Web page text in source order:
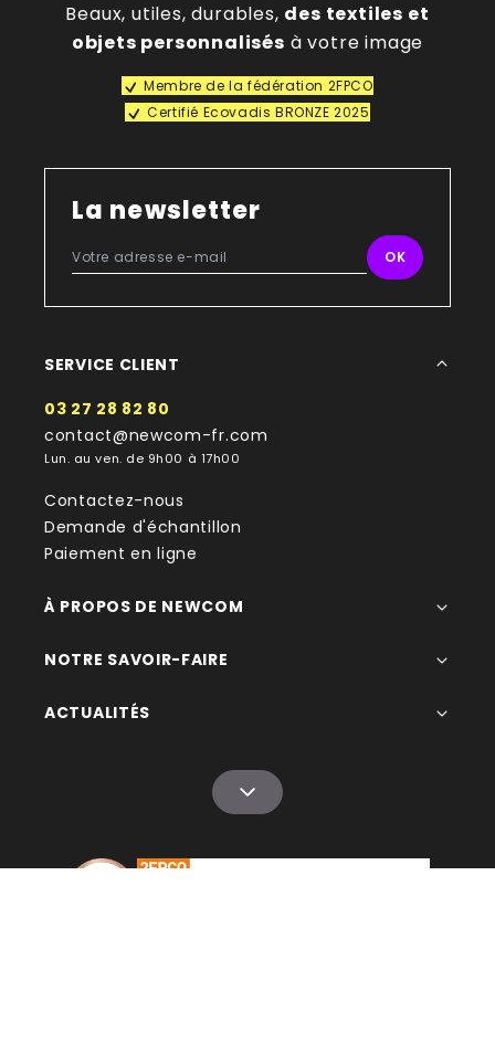
Beaux, utiles, durables, des textiles et
objets personnalisés à votre image
Membre de la fédération 2FPCO
Certifié Ecovadis BRONZE 2025
La newsletter
SERVICE CLIENT
03 27 28 82 80
contact@newcom-fr.com
Lun. au ven. de 9h00 à 17h00
Contactez-nous
Demande d'échantillon
Paiement en ligne
À PROPOS DE NEWCOM
NOTRE SAVOIR-FAIRE
ACTUALITÉS